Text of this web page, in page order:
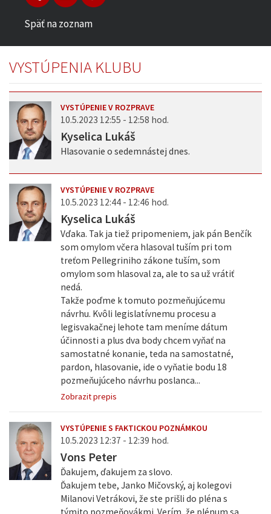
Späť na zoznam
VYSTÚPENIA KLUBU
VYSTÚPENIE V ROZPRAVE
10.5.2023 12:55 - 12:58 hod.
Kyselica Lukáš
Hlasovanie o sedemnástej dnes.
VYSTÚPENIE V ROZPRAVE
10.5.2023 12:44 - 12:46 hod.
Kyselica Lukáš
Vďaka. Tak ja tiež pripomeniem, jak pán Benčík
som omylom včera hlasoval tuším pri tom
treťom Pellegriniho zákone tuším, som
omylom som hlasoval za, ale to sa už vrátiť
nedá.
Takže poďme k tomuto pozmeňujúcemu
návrhu. Kvôli legislatívnemu procesu a
legisvakačnej lehote tam meníme dátum
účinnosti a plus dva body chcem vyňať na
samostatné konanie, teda na samostatné,
pardon, hlasovanie, ide o vyňatie bodu 18
pozmeňujúceho návrhu poslanca...
Zobrazit prepis
VYSTÚPENIE S FAKTICKOU POZNÁMKOU
10.5.2023 12:37 - 12:39 hod.
Vons Peter
Ďakujem, ďakujem za slovo.
Ďakujem tebe, Janko Mičovský, aj kolegovi
Milanovi Vetrákovi, že ste prišli do pléna s
týmito pozmeňovákmi. Verím, že plénum sa